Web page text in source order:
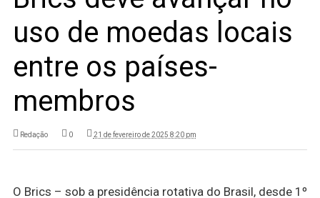
uso de moedas locais
entre os países-
membros
Redação 0 21 de fevereiro de 2025 8:20 pm
O Brics – sob a presidência rotativa do Brasil, desde 1º